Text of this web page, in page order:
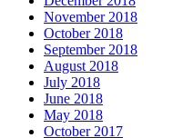
November 2018
October 2018
September 2018
August 2018
July 2018
June 2018
May 2018
October 2017